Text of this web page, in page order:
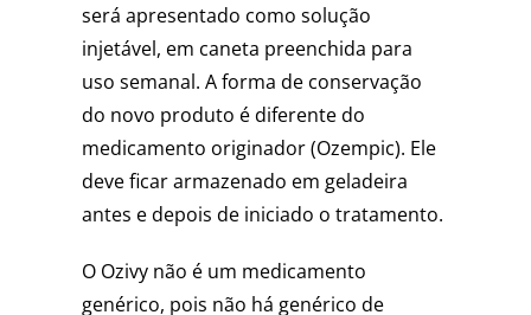
será apresentado como solução
injetável, em caneta preenchida para
uso semanal. A forma de conservação
do novo produto é diferente do
medicamento originador (Ozempic). Ele
deve ficar armazenado em geladeira
antes e depois de iniciado o tratamento.
O Ozivy não é um medicamento
genérico, pois não há genérico de